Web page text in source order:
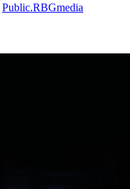
Public.RBGmedia